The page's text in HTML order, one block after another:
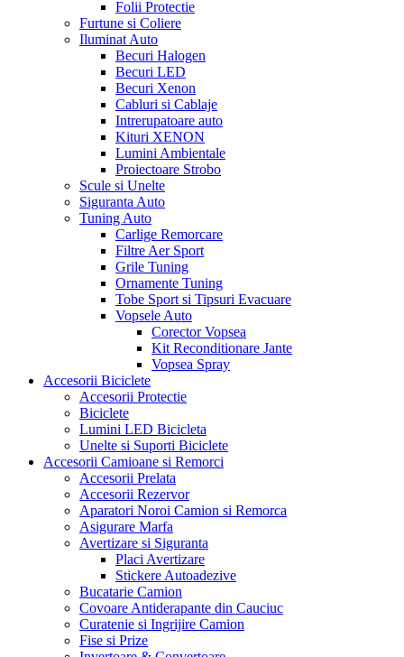
Folii Protectie
Furtune si Coliere
Iluminat Auto
Becuri Halogen
Becuri LED
Becuri Xenon
Cabluri si Cablaje
Intrerupatoare auto
Kituri XENON
Lumini Ambientale
Proiectoare Strobo
Scule si Unelte
Siguranta Auto
Tuning Auto
Carlige Remorcare
Filtre Aer Sport
Grile Tuning
Ornamente Tuning
Tobe Sport si Tipsuri Evacuare
Vopsele Auto
Corector Vopsea
Kit Reconditionare Jante
Vopsea Spray
Accesorii Biciclete
Accesorii Protectie
Biciclete
Lumini LED Bicicleta
Unelte si Suporti Biciclete
Accesorii Camioane si Remorci
Accesorii Prelata
Accesorii Rezervor
Aparatori Noroi Camion si Remorca
Asigurare Marfa
Avertizare si Siguranta
Placi Avertizare
Stickere Autoadezive
Bucatarie Camion
Covoare Antiderapante din Cauciuc
Curatenie si Ingrijire Camion
Fise si Prize